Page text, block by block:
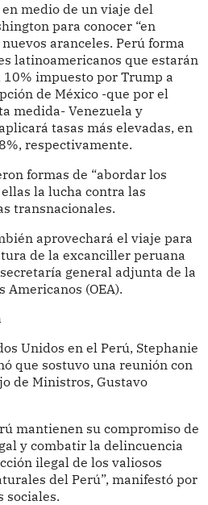
medio de un viaje del
para conocer “en
aranceles. Perú forma
latinoamericanos que estarán
impuesto por Trump a
de México -que por el
medida- Venezuela y
tasas más elevadas, en
respectivamente.
formas de “abordar los
la lucha contra las
transnacionales.
aprovechará el viaje para
de la excanciller peruana
general adjunta de la
Americanos (OEA).
Unidos en el Perú, Stephanie
que sostuvo una reunión con
de Ministros, Gustavo
mantienen su compromiso de
y combatir la delincuencia
ilegal de los valiosos
del Perú”, manifestó por
sociales.